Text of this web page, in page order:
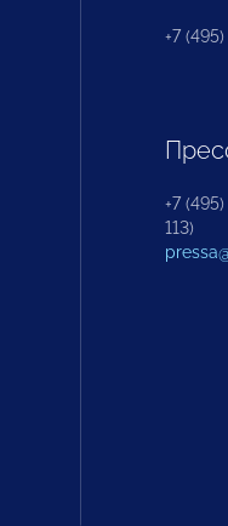
+7
+7 (495)
113)